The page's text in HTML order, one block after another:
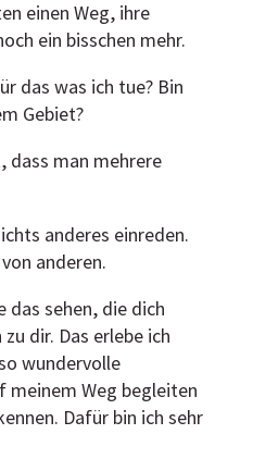
einen Weg, ihre
ein bisschen mehr.
das was ich tue? Bin
Gebiet?
dass man mehrere
anderes einreden.
anderen.
das sehen, die dich
dir. Das erlebe ich
wundervolle
meinem Weg begleiten
Dafür bin ich sehr